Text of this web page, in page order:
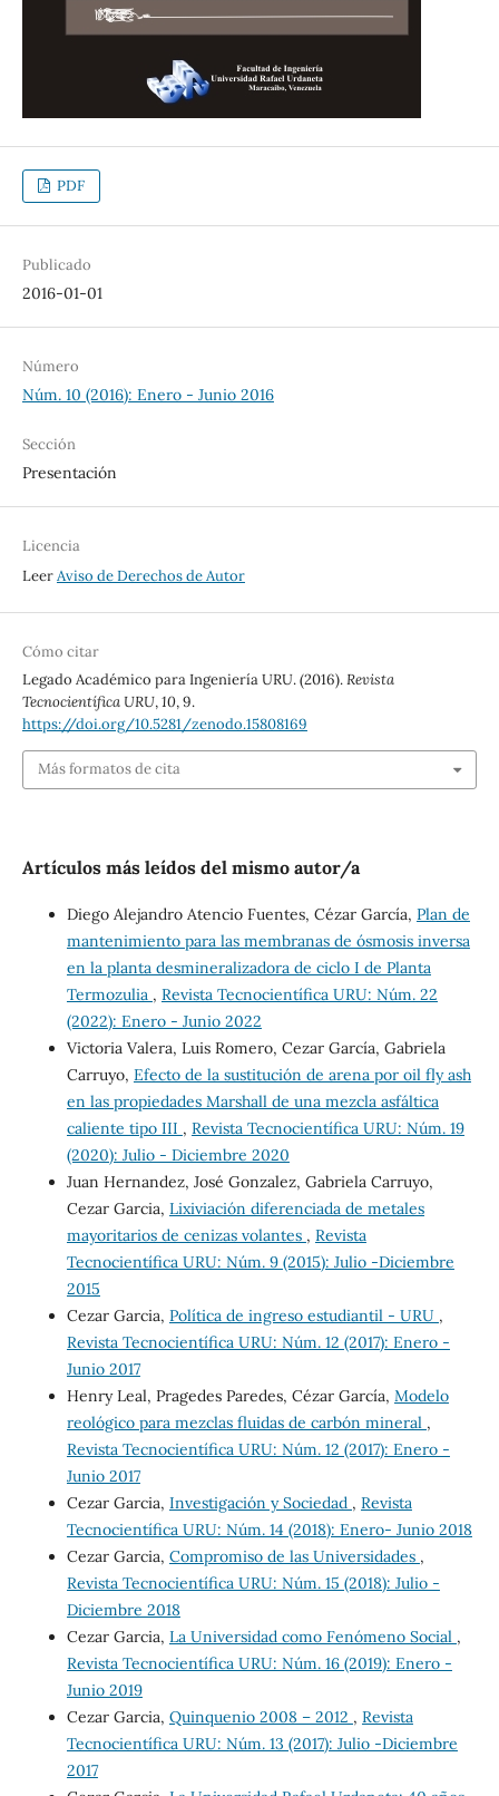
PDF
Publicado
2016-01-01
Número
Núm. 10 (2016): Enero - Junio 2016
Sección
Presentación
Licencia
LeerAviso de Derechos de Autor
Cómo citar
Legado Académico para Ingeniería URU. (2016).Revista
Tecnocientífica URU,10, 9.
https://doi.org/10.5281/zenodo.15808169
Más formatos de cita
Artículos más leídos del mismo autor/a
Diego Alejandro Atencio Fuentes, Cézar García, Plan de
mantenimiento para las membranas de ósmosis inversa
en la planta desmineralizadora de ciclo I de Planta
Termozulia , Revista Tecnocientífica URU: Núm. 22
(2022): Enero - Junio 2022
Victoria Valera, Luis Romero, Cezar García, Gabriela
Carruyo, Efecto de la sustitución de arena por oil fly ash
en las propiedades Marshall de una mezcla asfáltica
caliente tipo III , Revista Tecnocientífica URU: Núm. 19
(2020): Julio - Diciembre 2020
Juan Hernandez, José Gonzalez, Gabriela Carruyo,
Cezar Garcia, Lixiviación diferenciada de metales
mayoritarios de cenizas volantes , Revista
Tecnocientífica URU: Núm. 9 (2015): Julio -Diciembre
2015
Cezar Garcia, Política de ingreso estudiantil - URU ,
Revista Tecnocientífica URU: Núm. 12 (2017): Enero -
Junio 2017
Henry Leal, Pragedes Paredes, Cézar García, Modelo
reológico para mezclas fluidas de carbón mineral ,
Revista Tecnocientífica URU: Núm. 12 (2017): Enero -
Junio 2017
Cezar Garcia, Investigación y Sociedad , Revista
Tecnocientífica URU: Núm. 14 (2018): Enero- Junio 2018
Cezar Garcia, Compromiso de las Universidades ,
Revista Tecnocientífica URU: Núm. 15 (2018): Julio -
Diciembre 2018
Cezar Garcia, La Universidad como Fenómeno Social ,
Revista Tecnocientífica URU: Núm. 16 (2019): Enero -
Junio 2019
Cezar Garcia, Quinquenio 2008 – 2012 , Revista
Tecnocientífica URU: Núm. 13 (2017): Julio -Diciembre
2017